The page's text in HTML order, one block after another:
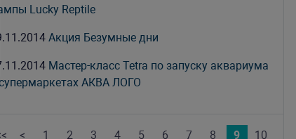
Lucky Reptile
Акция Безумные дни
Мастер-класс Tetra по запуску аквариума
АКВА ЛОГО
< 1 2 3 4 5 6 7 8 9
10